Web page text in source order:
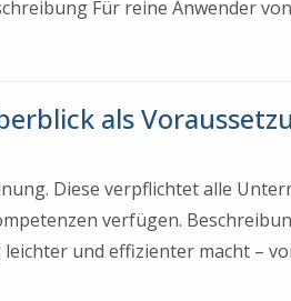
Für reine Anwender
als
Diese verpflichtet alle
verfügen.
und effizienter macht –